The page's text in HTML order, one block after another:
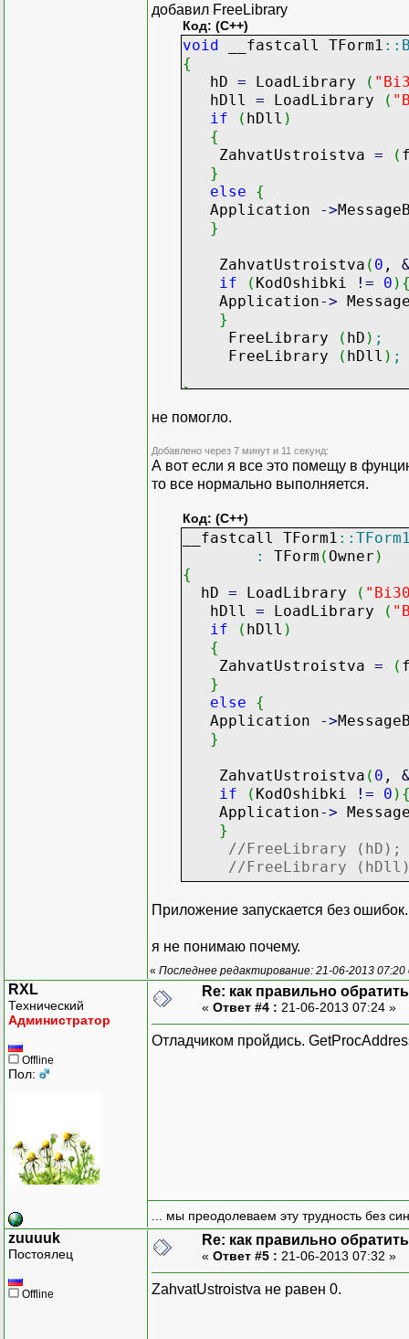
добавил FreeLibrary
Код: (C++)
void __fastcall TForm1 ::
{
hD = LoadLibrary (
hDll = LoadLibrary (
if
( hDll )
{
ZahvatUstroistva = (
}
else
{
Application
->
}
ZahvatUstroistva ( 0 ,
if
( KodOshibki ! = 0 )
Application->
}
FreeLibrary
( hD ) ;
FreeLibrary
( hDll ) ;
}
не помогло.
Добавлено через 7 минут и 11 секунд:
А вот если я все это помещу в
то все нормально выполняется.
Код: (C++)
__fastcall TForm1 ::
:
TForm ( Owner )
{
hD = LoadLibrary (
hDll = LoadLibrary (
if
( hDll )
{
ZahvatUstroistva = (
}
else
{
Application
->
}
ZahvatUstroistva ( 0 ,
if
( KodOshibki ! = 0 )
Application->
}
//FreeLibrary (hD);
//FreeLibrary
}
Приложение запускается без ошибок.
я не понимаю почему.
« Последнее редактирование: 21-06-2013
RXL
Технический
Администратор
Offline
Пол:
Re: как правильно
« Ответ #4 : 21-06-2013 07:24 »
Отладчиком пройдись.
... мы преодолеваем эту трудность без
zuuuuk
Постоялец
Offline
Re: как правильно
« Ответ #5 : 21-06-2013 07:32 »
ZahvatUstroistva не равен 0.